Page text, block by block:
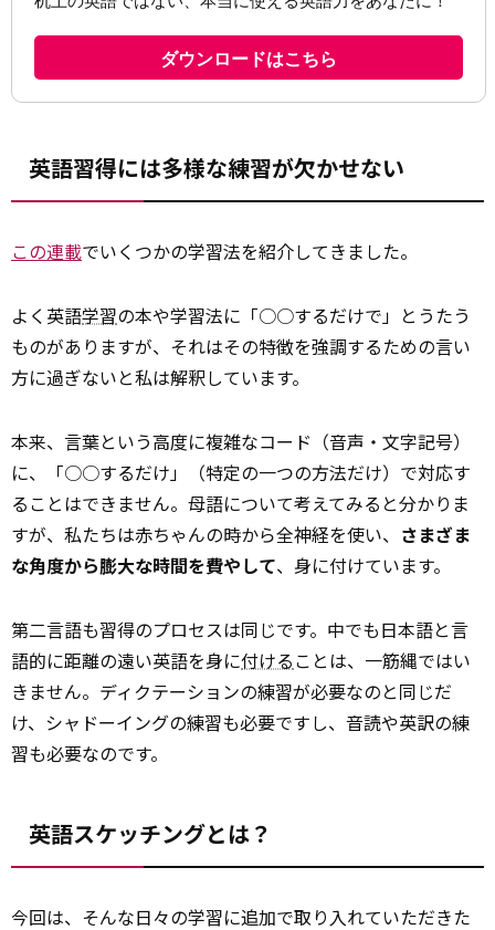
英語習得には多様な練習が欠かせない
この連載でいくつかの学習法を紹介してきました。
よく英語学習の本や学習法に「○○するだけで」とうたう
ものがありますが、それはその特徴を強調するための言い
方に過ぎないと私は解釈しています。
本来、言葉という高度に複雑なコード（音声・文字記号）
に、「○○するだけ」（特定の一つの方法だけ）で対応す
ることはできません。母語について考えてみると分かりま
すが、私たちは赤ちゃんの時から全神経を使い、 さまざま
な角度から膨大な時間を費やして、身に付けています。
第二言語も習得のプロセスは同じです。中でも日本語と言
語的に距離の遠い英語を身に付けることは、一筋縄ではい
きません。ディクテーションの練習が必要なのと同じだ
け、シャドーイングの練習も必要ですし、音読や英訳の練
習も必要なのです。
英語スケッチングとは？
今回は、そんな日々の学習に追加で取り入れていただきた